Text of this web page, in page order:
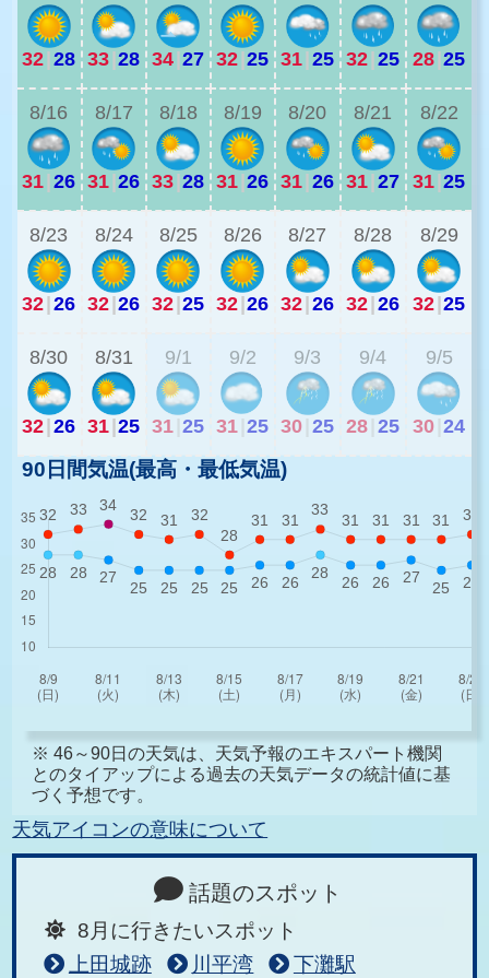
32|28 33|28 34|27 32|25 31|25 32|25 28|25
8/16
31|26
8/17
31|26
8/18
33|28
8/19
31|26
8/20
31|26
8/21
31|27
8/22
31|25
8/23
32|26
8/24
32|26
8/25
32|25
8/26
32|26
8/27
32|26
8/28
32|26
8/29
32|25
8/30
32|26
8/31
31|25
9/1
31 25
9/2
31 25
9/3
30 25
9/4
28 25
9/5
30 24
90日間気温(最高・最低気温)
※ 46～90日の天気は、天気予報のエキスパート機関
とのタイアップによる過去の天気データの統計値に基
づく予想です。
天気アイコンの意味について
話題のスポット
8月に行きたいスポット
上田城跡
川平湾
下灘駅